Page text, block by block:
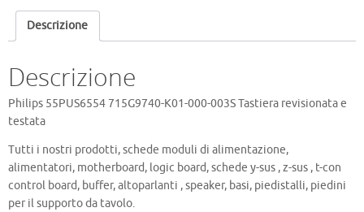
003S
Tastiera
quantità
Descrizione
Descrizione
Philips 55PUS6554 715G9740-K01-000-003S Tastiera revisionata e
testata
Tutti i nostri prodotti, schede moduli di alimentazione,
alimentatori, motherboard, logic board, schede y-sus , z-sus , t-con
control board, buffer, altoparlanti , speaker, basi, piedistalli, piedini
per il supporto da tavolo.